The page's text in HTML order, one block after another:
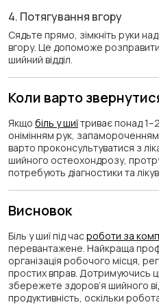
4. Потягування вгору
Сядьте прямо, зімкніть руки
вгору. Це допоможе розправити
шийний відділ.
Коли варто
Якщо біль у шиїтриває понад
онімінням рук,
варто проконсультуватися з
шийного остеохондрозу,
потребують діагностики та
Висновок
Біль у шиї під часроботи за
перевантажене. Найкраща
організація робочого місця,
простих вправ. Дотримуючись
збережете здоров’я шийного
продуктивність, оскільки